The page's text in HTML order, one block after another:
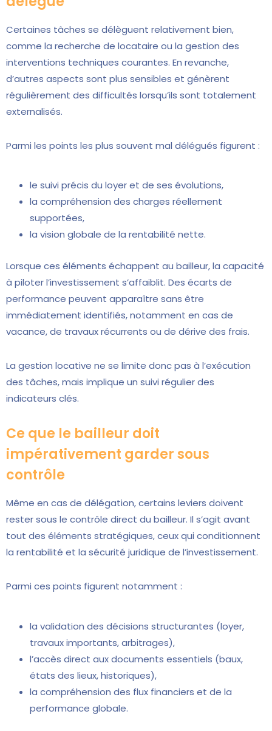
Certaines tâches se délèguent relativement bien,
comme la recherche de locataire ou la gestion des
interventions techniques courantes. En revanche,
d’autres aspects sont plus sensibles et génèrent
régulièrement des difficultés lorsqu’ils sont totalement
externalisés.
Parmi les points les plus souvent mal délégués figurent :
le suivi précis du loyer et de ses évolutions,
la compréhension des charges réellement
supportées,
la vision globale de la rentabilité nette.
Lorsque ces éléments échappent au bailleur, la capacité
à piloter l’investissement s’affaiblit. Des écarts de
performance peuvent apparaître sans être
immédiatement identifiés, notamment en cas de
vacance, de travaux récurrents ou de dérive des frais.
La gestion locative ne se limite donc pas à l’exécution
des tâches, mais implique un suivi régulier des
indicateurs clés.
Ce que le bailleur doit
impérativement garder sous
contrôle
Même en cas de délégation, certains leviers doivent
rester sous le contrôle direct du bailleur. Il s’agit avant
tout des éléments stratégiques, ceux qui conditionnent
la rentabilité et la sécurité juridique de l’investissement.
Parmi ces points figurent notamment :
la validation des décisions structurantes (loyer,
travaux importants, arbitrages),
l’accès direct aux documents essentiels (baux,
états des lieux, historiques),
la compréhension des flux financiers et de la
performance globale.